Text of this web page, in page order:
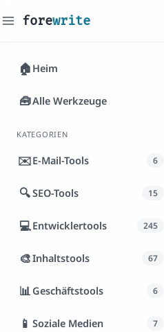
forewrite
🏠 Heim
🧰Alle Werkzeuge
KATEGORIEN
✉️E-Mail-Tools 6
🔍SEO-Tools 15
💻Entwicklertools 245
🎨Inhaltstools 67
📊 Geschäftstools 6
📱 Soziale Medien 7